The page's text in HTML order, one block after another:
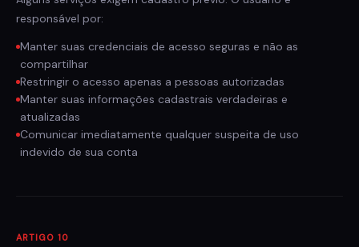
responsável por:
Manter suas credenciais de acesso seguras e não as
compartilhar
Restringir o acesso apenas a pessoas autorizadas
Manter suas informações cadastrais verdadeiras e
atualizadas
Comunicar imediatamente qualquer suspeita de uso
indevido de sua conta
ARTIGO 10